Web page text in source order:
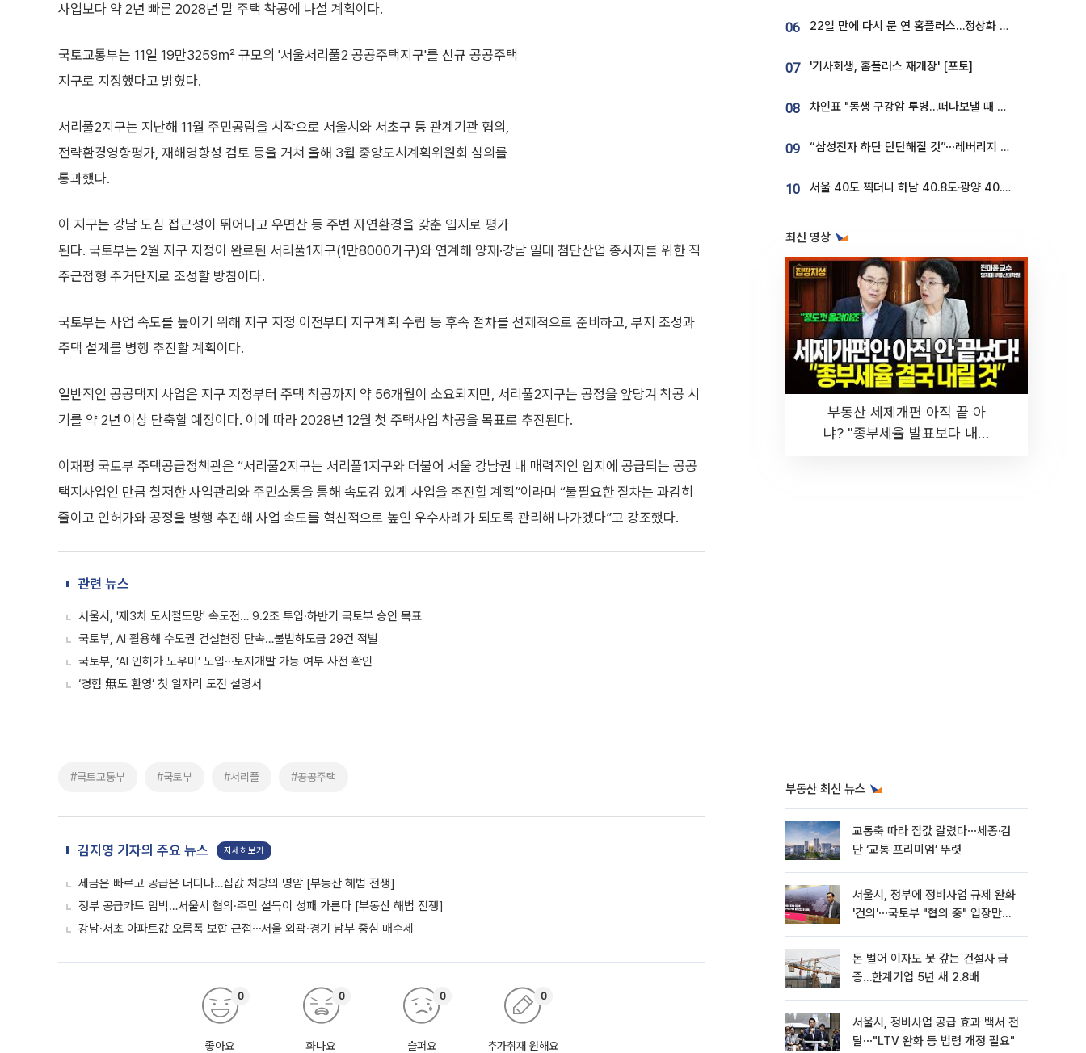
사업보다 약 2년 빠른 2028년 말 주택 착공에 나설 계획이다.
국토교통부는 11일 19만3259㎡ 규모의 '서울서리풀2 공공주택지구'를 신규 공공주택
지구로 지정했다고 밝혔다.
서리풀2지구는 지난해 11월 주민공람을 시작으로 서울시와 서초구 등 관계기관 협의,
전략환경영향평가, 재해영향성 검토 등을 거쳐 올해 3월 중앙도시계획위원회 심의를
통과했다.
이 지구는 강남 도심 접근성이 뛰어나고 우면산 등 주변 자연환경을 갖춘 입지로 평가
된다. 국토부는 2월 지구 지정이 완료된 서리풀1지구(1만8000가구)와 연계해 양재·강남 일대 첨단산업 종사자를 위한 직
주근접형 주거단지로 조성할 방침이다.
국토부는 사업 속도를 높이기 위해 지구 지정 이전부터 지구계획 수립 등 후속 절차를 선제적으로 준비하고, 부지 조성과
주택 설계를 병행 추진할 계획이다.
일반적인 공공택지 사업은 지구 지정부터 주택 착공까지 약 56개월이 소요되지만, 서리풀2지구는 공정을 앞당겨 착공 시
기를 약 2년 이상 단축할 예정이다. 이에 따라 2028년 12월 첫 주택사업 착공을 목표로 추진된다.
이재평 국토부 주택공급정책관은 “서리풀2지구는 서리풀1지구와 더불어 서울 강남권 내 매력적인 입지에 공급되는 공공
택지사업인 만큼 철저한 사업관리와 주민소통을 통해 속도감 있게 사업을 추진할 계획”이라며 “불필요한 절차는 과감히
줄이고 인허가와 공정을 병행 추진해 사업 속도를 혁신적으로 높인 우수사례가 되도록 관리해 나가겠다”고 강조했다.
관련 뉴스
서울시, '제3차 도시철도망' 속도전… 9.2조 투입·하반기 국토부 승인 목표
국토부, AI 활용해 수도권 건설현장 단속…불법하도급 29건 적발
국토부, ‘AI 인허가 도우미’ 도입⋯토지개발 가능 여부 사전 확인
‘경험 無도 환영’ 첫 일자리 도전 설명서
#국토교통부 #국토부 #서리풀 #공공주택
김지영 기자의 주요 뉴스 자세히보기
세금은 빠르고 공급은 더디다…집값 처방의 명암 [부동산 해법 전쟁]
정부 공급카드 임박…서울시 협의·주민 설득이 성패 가른다 [부동산 해법 전쟁]
강남·서초 아파트값 오름폭 보합 근접⋯서울 외곽·경기 남부 중심 매수세
좋아요
0
화나요
0
슬퍼요
0
추가취재 원해요
0
06 22일 만에 다시 문 연 홈플러스…정상화 바쁜데 재고 없어 ‘발동동’[가보니]
07 '기사회생, 홈플러스 재개장' [포토]
08 차인표 "동생 구강암 투병…떠나보낼 때 가장 힘들었다”
09 “삼성전자 하단 단단해질 것”⋯레버리지 규제에 쏠림 완화 [찐코노미]
10 서울 40도 찍더니 하남 40.8도·광양 40.2도…전국 '펄펄'
최신 영상
부동산 세제개편 아직 끝 아
냐? "종부세율 발표보다 내릴
부동산 최신 뉴스
교통축 따라 집값 갈렸다⋯세종·검
단 ‘교통 프리미엄’ 뚜렷
서울시, 정부에 정비사업 규제 완화
'건의'⋯국토부 "협의 중" 입장만
돈 벌어 이자도 못 갚는 건설사 급
증…한계기업 5년 새 2.8배
서울시, 정비사업 공급 효과 백서 전
달⋯"LTV 완화 등 법령 개정 필요"